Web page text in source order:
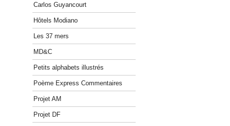
Carlos Guyancourt
Hôtels Modiano
Les 37 mers
MD&C
Petits alphabets illustrés
Poème Express Commentaires
Projet AM
Projet DF